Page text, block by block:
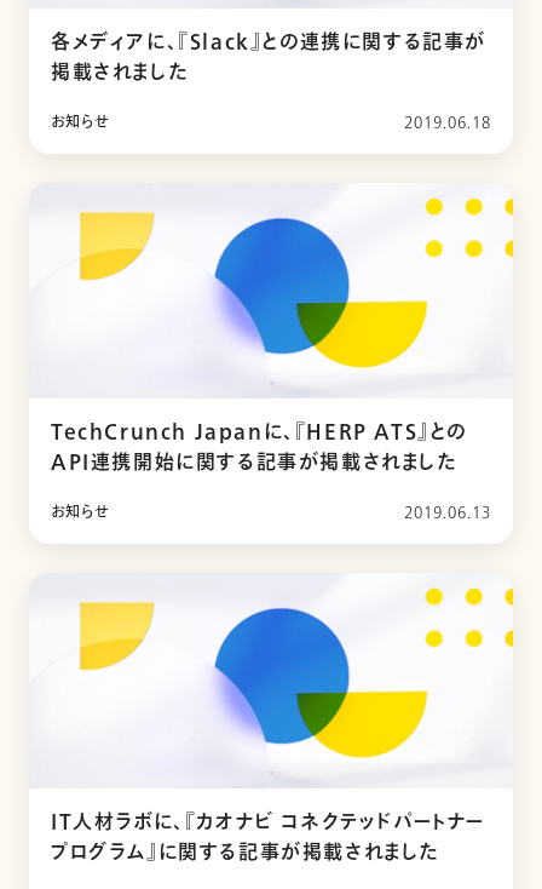
各メディアに、『Slack』との連携に関する記事が
掲載されました
お知らせ 2019.06.18
TechCrunch Japanに、『HERP ATS』との
API連携開始に関する記事が掲載されました
お知らせ 2019.06.13
IT人材ラボに、『カオナビ コネクテッドパートナー
プログラム』に関する記事が掲載されました